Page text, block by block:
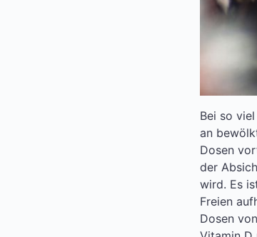
Bei so
an
Dosen
der
wird. Es
Freien
Dosen